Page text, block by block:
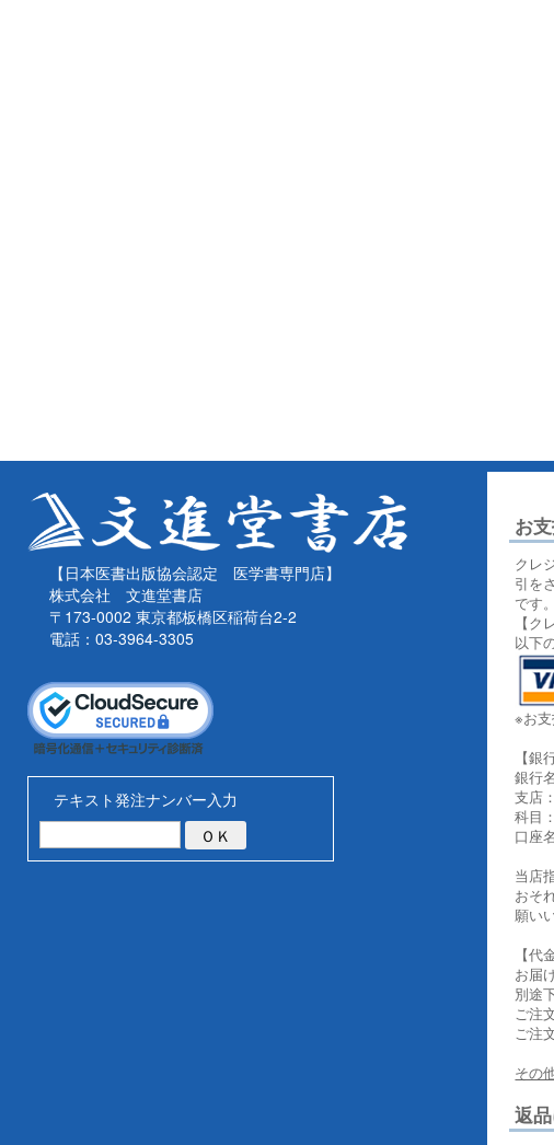
【日本医書出版協会認定 医学書専門店】
株式会社 文進堂書店
〒173-0002 東京都板橋区稲荷台2-2
電話：03-3964-3305
テキスト発注ナンバー入力
お
クレ
引を
です。
【ク
以下
※お
【銀
銀行
支店
科目
口座
当店
おそ
願い
【代
お届
別途
ご注
ご注
その
返